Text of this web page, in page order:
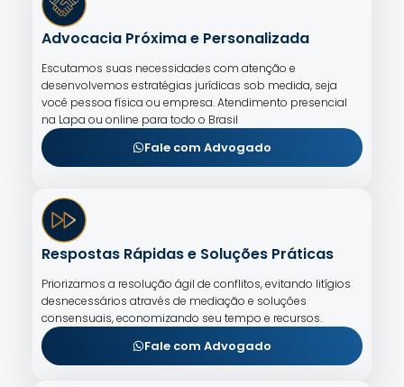
Advocacia Próxima e Personalizada
Escutamos suas necessidades com atenção e
desenvolvemos estratégias jurídicas sob medida, seja
você pessoa física ou empresa. Atendimento presencial
na Lapa ou online para todo o Brasil
Fale com Advogado
Respostas Rápidas e Soluções Práticas
Priorizamos a resolução ágil de conflitos, evitando litígios
desnecessários através de mediação e soluções
consensuais, economizando seu tempo e recursos.
Fale com Advogado